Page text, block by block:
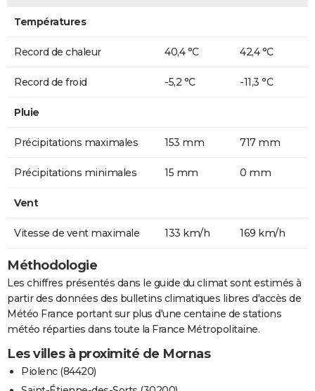
Températures
Record de chaleur 40,4 °C 42,4 °C
Record de froid -5,2 °C -11,3 °C
Pluie
Précipitations maximales 153 mm 717 mm
Précipitations minimales 15 mm 0 mm
Vent
Vitesse de vent maximale 133 km/h 169 km/h
Méthodologie
Les chiffres présentés dans le guide du climat sont estimés à
partir des données des bulletins climatiques libres d'accès de
Météo France portant sur plus d'une centaine de stations
météo réparties dans toute la France Métropolitaine.
Les villes à proximité de Mornas
Piolenc (84420)